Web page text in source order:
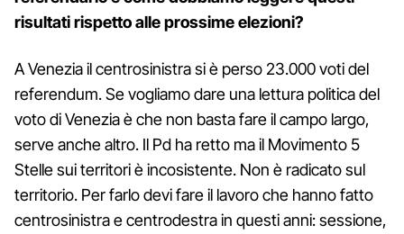
risultati rispetto alle prossime elezioni?
A Venezia il centrosinistra si è perso 23.000 voti del
referendum. Se vogliamo dare una lettura politica del
voto di Venezia è che non basta fare il campo largo,
serve anche altro. Il Pd ha retto ma il Movimento 5
Stelle sui territori è incosistente. Non è radicato sul
territorio. Per farlo devi fare il lavoro che hanno fatto
centrosinistra e centrodestra in questi anni: sessione,